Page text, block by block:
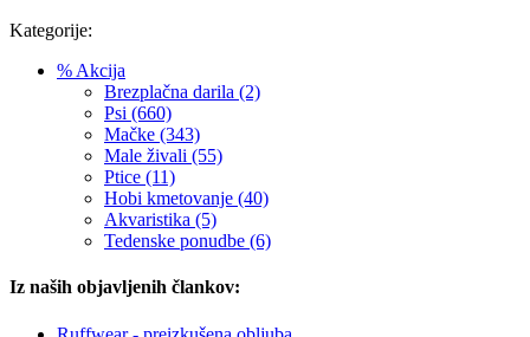
Kategorije:
% Akcija
Brezplačna darila (2)
Psi (660)
Mačke (343)
Male živali (55)
Ptice (11)
Hobi kmetovanje (40)
Akvaristika (5)
Tedenske ponudbe (6)
Iz naših objavljenih člankov: